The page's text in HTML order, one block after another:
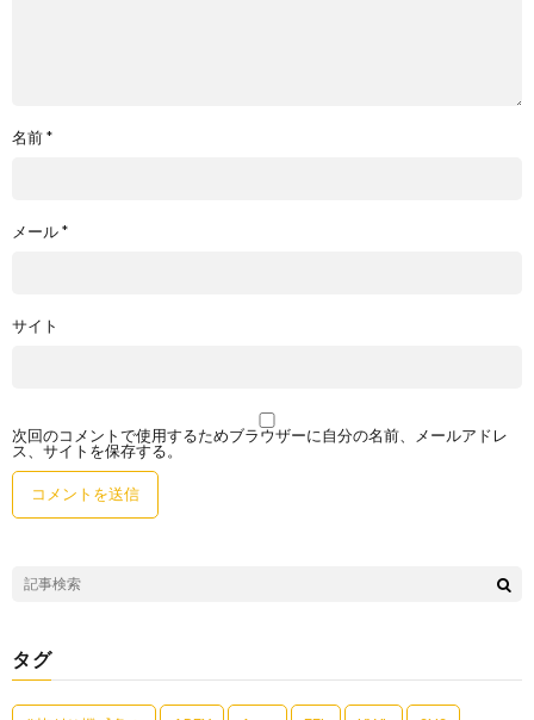
名前*
メール*
サイト
次回のコメントで使用するためブラウザーに自分の名前、メールアドレ
ス、サイトを保存する。
タグ